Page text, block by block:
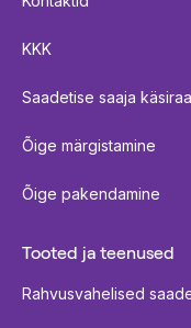
KKK
Saadetise saaja
Õige märgistamine
Õige pakendamine
Tooted ja teenused
Rahvusvahelised